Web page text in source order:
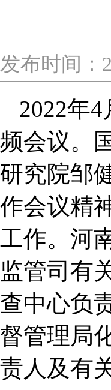
发布时间：
2022年4
频会议。
研究院邹
作会议精
工作。河
监管司有
查中心负
督管理局
责人及有